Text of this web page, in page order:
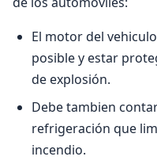
El motor del
posible y estar
de explosión.
Debe tambien
refrigeración que
incendio.